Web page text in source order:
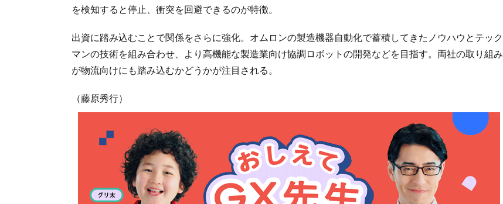
を検知すると停止、衝突を回避できるのが特徴。
出資に踏み込むことで関係をさらに強化。オムロンの製造機器自動化で蓄積してきたノウハウとテック
マンの技術を組み合わせ、より高機能な製造業向け協調ロボットの開発などを目指す。両社の取り組み
が物流向けにも踏み込むかどうかが注目される。
（藤原秀行）